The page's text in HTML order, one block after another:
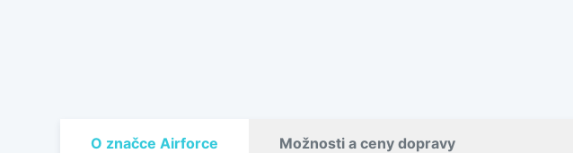
O značce Airforce Možnosti a ceny dopravy